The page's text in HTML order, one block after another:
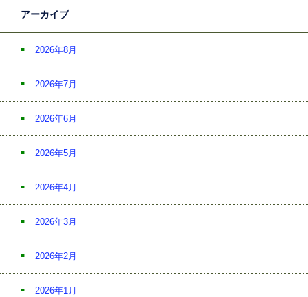
アーカイブ
2026年8月
2026年7月
2026年6月
2026年5月
2026年4月
2026年3月
2026年2月
2026年1月